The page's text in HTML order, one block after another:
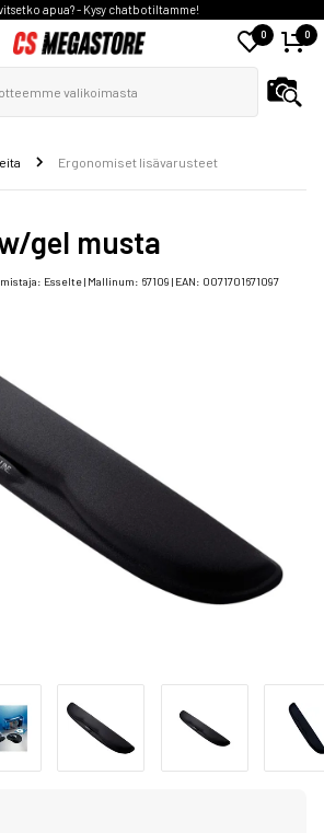
apua? - Kysy chatbotiltamme!
0 0
Ergonomiset lisävarusteet
gel musta
Esselte| Mallinum: 67109 | EAN: 0071701671097